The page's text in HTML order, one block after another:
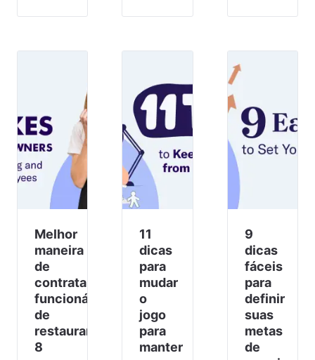
Melhor
maneira
de
contratar
funcionários
de
restaurantes:
8
11
dicas
para
mudar
o
jogo
para
manter
9
dicas
fáceis
para
definir
suas
metas
de